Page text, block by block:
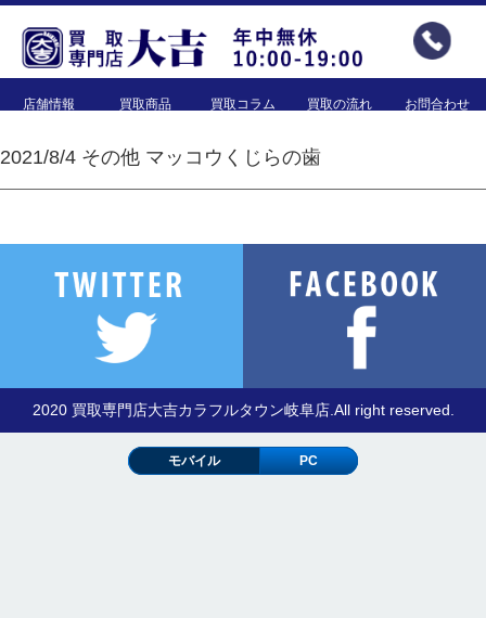
店舗情報 買取商品 買取コラム 買取の流れ お問合わせ
2021/8/4 その他 マッコウくじらの歯
2020 買取専門店大吉カラフルタウン岐阜店.All right reserved.
モバイル PC